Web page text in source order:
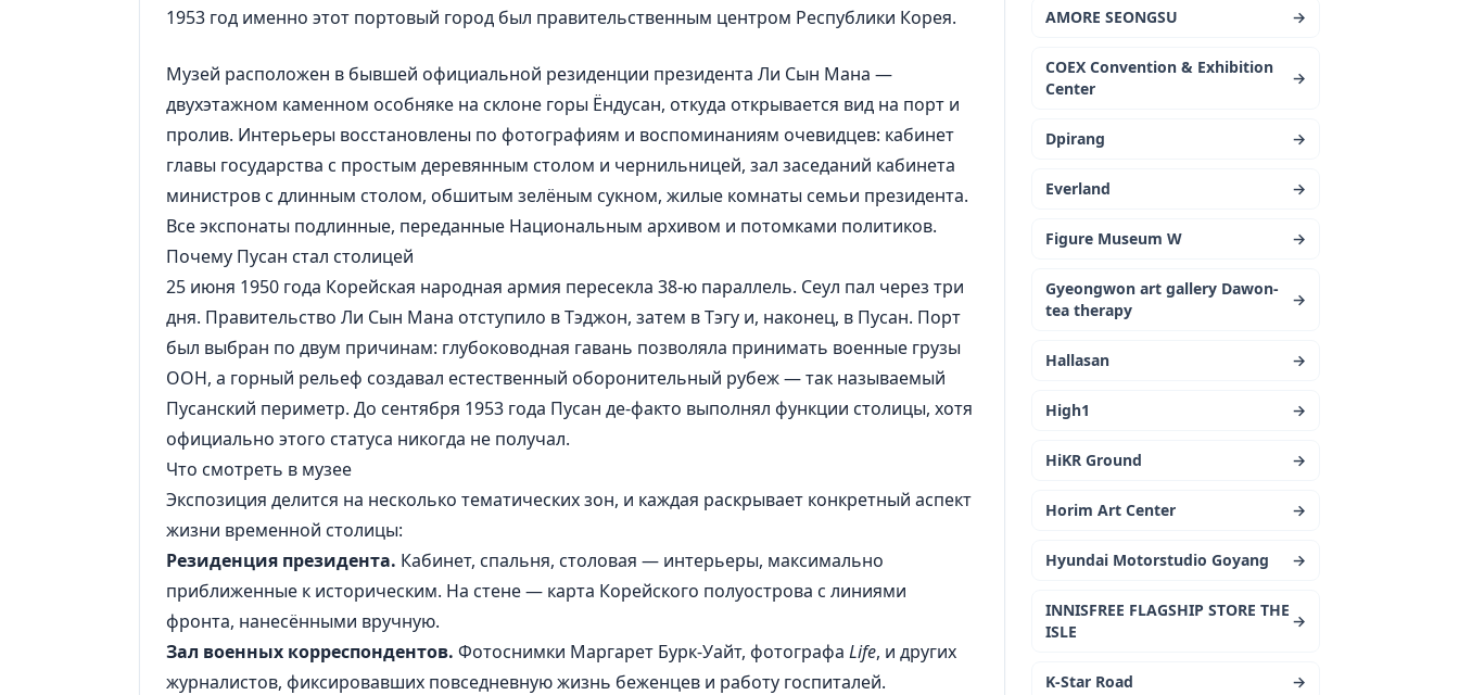
1953 год именно этот портовый город был правительственным центром Республики Корея.
Музей расположен в бывшей официальной резиденции президента Ли Сын Мана —
двухэтажном каменном особняке на склоне горы Ёндусан, откуда открывается вид на порт и
пролив. Интерьеры восстановлены по фотографиям и воспоминаниям очевидцев: кабинет
главы государства с простым деревянным столом и чернильницей, зал заседаний кабинета
министров с длинным столом, обшитым зелёным сукном, жилые комнаты семьи президента.
Все экспонаты подлинные, переданные Национальным архивом и потомками политиков.
Почему Пусан стал столицей
25 июня 1950 года Корейская народная армия пересекла 38-ю параллель. Сеул пал через три
дня. Правительство Ли Сын Мана отступило в Тэджон, затем в Тэгу и, наконец, в Пусан. Порт
был выбран по двум причинам: глубоководная гавань позволяла принимать военные грузы
ООН, а горный рельеф создавал естественный оборонительный рубеж — так называемый
Пусанский периметр. До сентября 1953 года Пусан де-факто выполнял функции столицы, хотя
официально этого статуса никогда не получал.
Что смотреть в музее
Экспозиция делится на несколько тематических зон, и каждая раскрывает конкретный аспект
жизни временной столицы:
Резиденция президента. Кабинет, спальня, столовая — интерьеры, максимально
приближенные к историческим. На стене — карта Корейского полуострова с линиями
фронта, нанесёнными вручную.
Зал военных корреспондентов. Фотоснимки Маргарет Бурк-Уайт, фотографа Life, и других
журналистов, фиксировавших повседневную жизнь беженцев и работу госпиталей.
AMORE SEONGSU →
COEX Convention & Exhibition
Center
→
Dpirang →
Everland →
Figure Museum W →
Gyeongwon art gallery Dawon-
tea therapy
→
Hallasan →
High1 →
HiKR Ground →
Horim Art Center →
Hyundai Motorstudio Goyang →
INNISFREE FLAGSHIP STORE THE
ISLE
→
K-Star Road →